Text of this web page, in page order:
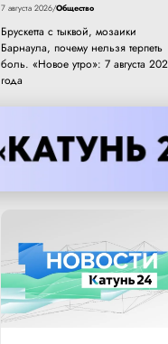
7 августа 2026/Общество
Брускетта с тыквой, мозаики
Барнаула, почему нельзя терпеть
боль. «Новое утро»: 7 августа
года